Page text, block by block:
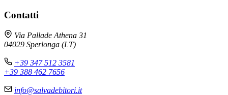
Contatti
Via Pallade Athena 31
04029 Sperlonga (LT)
+39 347 512 3581
+39 388 462 7656
info@salvadebitori.it